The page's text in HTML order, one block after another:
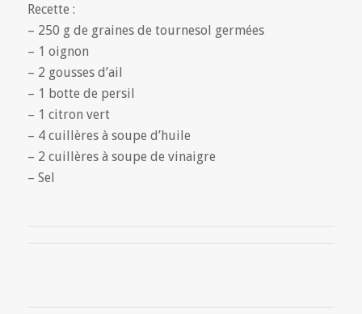
Recette :
– 250 g de graines de tournesol germées
– 1 oignon
– 2 gousses d’ail
– 1 botte de persil
– 1 citron vert
– 4 cuillères à soupe d’huile
– 2 cuillères à soupe de vinaigre
– Sel